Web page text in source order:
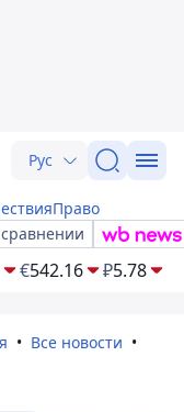
Рус
Право
€542.16 ₽5.78
Все новости